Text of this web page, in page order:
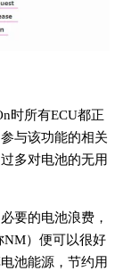
时所有ECU都正
与该功能的相关
多对电池的无用
要的电池浪费，
NM）便可以很好
池能源，节约用